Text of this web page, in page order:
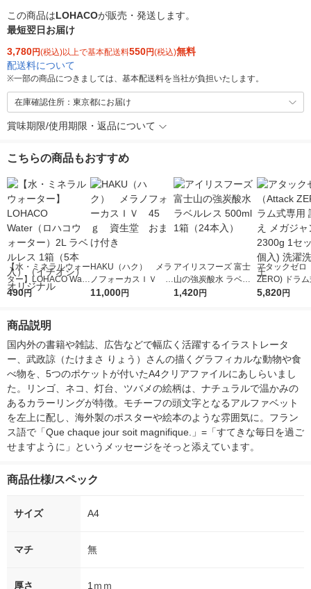
この商品はLOHACOが販売・発送します。
最短翌日お届け
3,780円(税込)以上で基本配送料550円(税込)無料
配送料について
※一部の商品につきましては、基本配送料を当社が負担いたします。
在庫確認住所：東京都にお届け
賞味期限/使用期限・返品について
こちらの商品もおすすめ
【水・ミネラルウォー
ター】LOHACO Wate
r（ロハコウォータ
シ） オリジナル
490円
HAKU（ハク） メラ
ノフォーカスＩＶ 4
5ｇ 資生堂 おまけ
11,000円
アイリスフーズ 富士
山の強炭酸水 ラベル
レス 500ml 1箱（24
1,420円
アタックゼロ
ZERO) ドラ
詰め替え メガ
5,820円
商品説明
国内外の書籍や雑誌、広告などで幅広く活躍するイラストレータ
ー、武政諒（たけまさ りょう）さんの描くグラフィカルな動物や食
べ物を、5つのポケットが付いたA4クリアファイルにあしらいまし
た。リンゴ、ネコ、灯台、ツバメの絵柄は、ナチュラルで温かみの
あるカラーリングが特徴。モチーフの頭文字となるアルファベット
を左上に配し、海外製のポスターや絵本のような雰囲気に。フラン
ス語で「Que chaque jour soit magnifique.」=「すてきな毎日を過ご
せますように」というメッセージをそっと添えています。
商品仕様/スペック
サイズ A4
マチ 無
厚さ 1ｍｍ